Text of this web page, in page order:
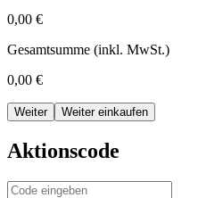
0,00 €
Gesamtsumme (inkl. MwSt.)
0,00 €
Weiter Weiter einkaufen
Aktionscode